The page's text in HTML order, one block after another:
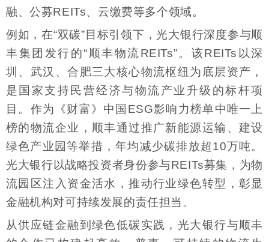
融、公募REITs、云缴费等多个领域。
例如，在“双碳”目标引领下，光大银行深度参与顺
丰集团发行的“顺丰物流REITs”。该REITs以深
圳、武汉、合肥三大核心物流枢纽为底层资产，
是国家支持民营经济与物流产业升级的标杆项
目。作为《财富》中国ESG影响力榜单中唯一上
榜的物流企业，顺丰通过推广新能源运输、建设
绿色产业园等举措，年均减少碳排放超10万吨。
光大银行以战略投资者身份参与REITs募集，为物
流园区注入资金活水，推动行业绿色转型，彰显
金融机构对可持续发展的责任担当。
从供应链金融到绿色低碳实践，光大银行与顺丰